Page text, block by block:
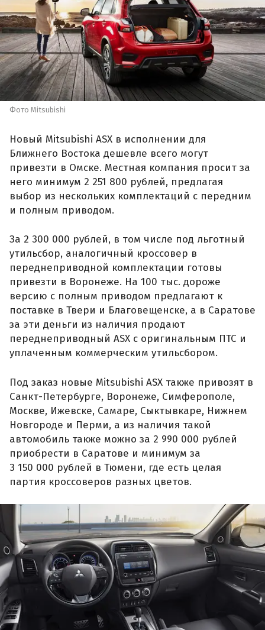
Фото Mitsubishi
Новый Mitsubishi ASX в исполнении для
Ближнего Востока дешевле всего могут
привезти в Омске. Местная компания просит за
него минимум 2 251 800 рублей, предлагая
выбор из нескольких комплектаций с передним
и полным приводом.
За 2 300 000 рублей, в том числе под льготный
утильсбор, аналогичный кроссовер в
переднеприводной комплектации готовы
привезти в Воронеже. На 100 тыс. дороже
версию с полным приводом предлагают к
поставке в Твери и Благовещенске, а в Саратове
за эти деньги из наличия продают
переднеприводный ASX с оригинальным ПТС и
уплаченным коммерческим утильсбором.
Под заказ новые Mitsubishi ASX также привозят в
Санкт-Петербурге, Воронеже, Симферополе,
Москве, Ижевске, Самаре, Сыктывкаре, Нижнем
Новгороде и Перми, а из наличия такой
автомобиль также можно за 2 990 000 рублей
приобрести в Саратове и минимум за
3 150 000 рублей в Тюмени, где есть целая
партия кроссоверов разных цветов.